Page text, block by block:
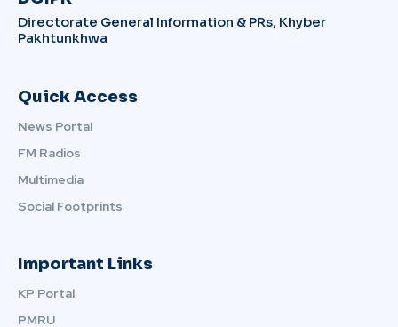
Directorate General Information & PRs, Khyber
Pakhtunkhwa
Quick Access
News Portal
FM Radios
Multimedia
Social Footprints
Important Links
KP Portal
PMRU